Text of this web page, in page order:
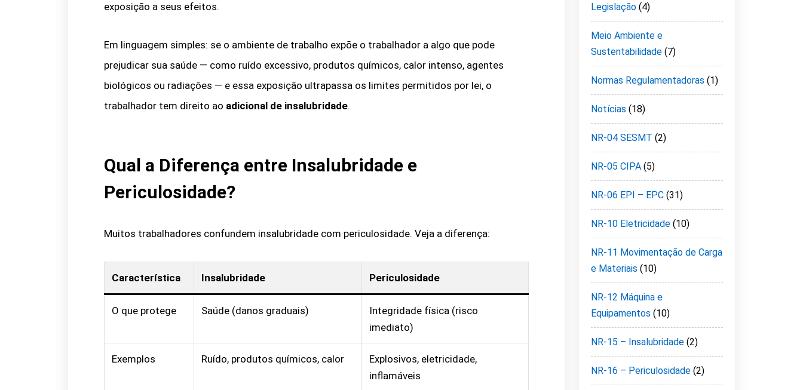
exposição a seus efeitos.
Em linguagem simples: se o ambiente de trabalho expõe o trabalhador a algo que pode
prejudicar sua saúde — como ruído excessivo, produtos químicos, calor intenso, agentes
biológicos ou radiações — e essa exposição ultrapassa os limites permitidos por lei, o
trabalhador tem direito ao adicional de insalubridade.
Qual a Diferença entre Insalubridade e
Periculosidade?
Muitos trabalhadores confundem insalubridade com periculosidade. Veja a diferença:
Característica Insalubridade Periculosidade
O que protege Saúde (danos graduais)
Integridade física (risco
imediato)
Exemplos Ruído, produtos químicos, calor
Explosivos, eletricidade,
inflamáveis
Legislação (4)
Meio Ambiente e
Sustentabilidade (7)
Normas Regulamentadoras (1)
Notícias (18)
NR-04 SESMT (2)
NR-05 CIPA (5)
NR-06 EPI – EPC (31)
NR-10 Eletricidade (10)
NR-11 Movimentação de Carga
e Materiais (10)
NR-12 Máquina e
Equipamentos (10)
NR-15 – Insalubridade (2)
NR-16 – Periculosidade (2)